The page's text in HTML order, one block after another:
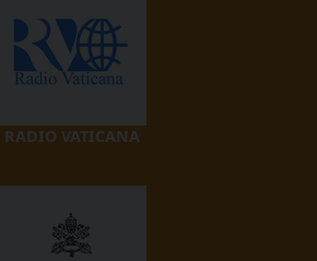
RADIO VATICANA